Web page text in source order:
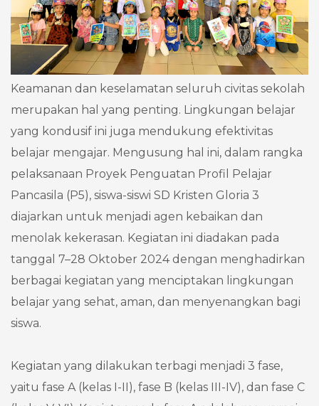
Keamanan dan keselamatan seluruh civitas sekolah
merupakan hal yang penting. Lingkungan belajar
yang kondusif ini juga mendukung efektivitas
belajar mengajar. Mengusung hal ini, dalam rangka
pelaksanaan Proyek Penguatan Profil Pelajar
Pancasila (P5), siswa-siswi SD Kristen Gloria 3
diajarkan untuk menjadi agen kebaikan dan
menolak kekerasan. Kegiatan ini diadakan pada
tanggal 7–28 Oktober 2024 dengan menghadirkan
berbagai kegiatan yang menciptakan lingkungan
belajar yang sehat, aman, dan menyenangkan bagi
siswa.
Kegiatan yang dilakukan terbagi menjadi 3 fase,
yaitu fase A (kelas I-II), fase B (kelas III-IV), dan fase C